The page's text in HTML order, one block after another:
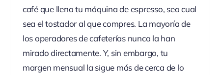
café que llena tu máquina de espresso, sea cual
sea el tostador al que compres. La mayoría de
los operadores de cafeterías nunca la han
mirado directamente. Y, sin embargo, tu
margen mensual la sigue más de cerca de lo